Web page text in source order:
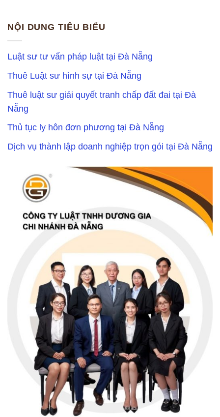
NỘI DUNG TIÊU BIỂU
Luật sư tư vấn pháp luật tại Đà Nẵng
Thuê Luật sư hình sự tại Đà Nẵng
Thuê luật sư giải quyết tranh chấp đất đai tại Đà
Nẵng
Thủ tục ly hôn đơn phương tại Đà Nẵng
Dịch vụ thành lập doanh nghiệp trọn gói tại Đà Nẵng